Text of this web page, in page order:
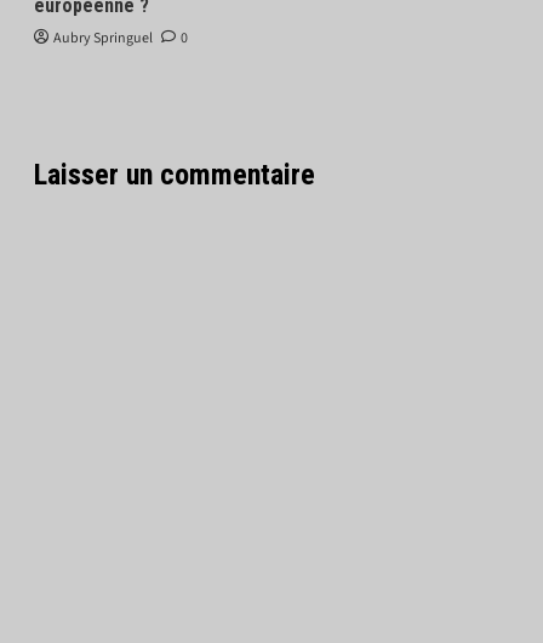
européenne ?
Aubry Springuel 0
Laisser un commentaire